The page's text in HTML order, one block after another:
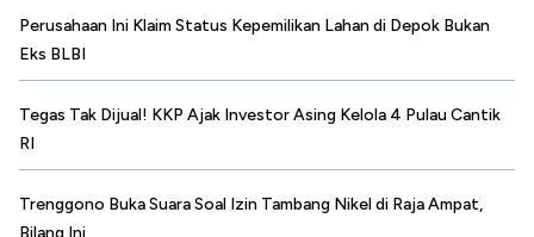
Perusahaan Ini Klaim Status Kepemilikan Lahan di Depok Bukan
Eks BLBI
Tegas Tak Dijual! KKP Ajak Investor Asing Kelola 4 Pulau Cantik
RI
Trenggono Buka Suara Soal Izin Tambang Nikel di Raja Ampat,